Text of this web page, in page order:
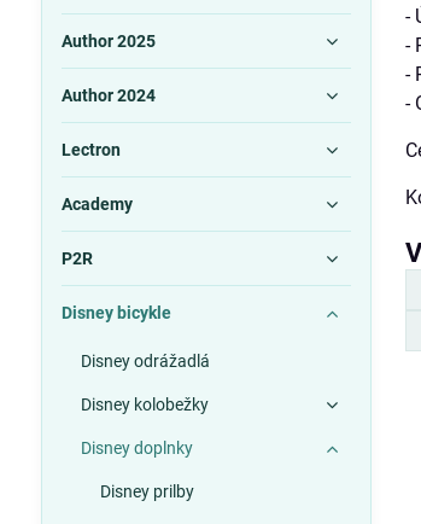
-
-
-
-
Author 2025
Author 2024
Lectron
Academy
P2R
Disney bicykle
Disney odrážadlá
Disney kolobežky
Disney doplnky
Disney prilby